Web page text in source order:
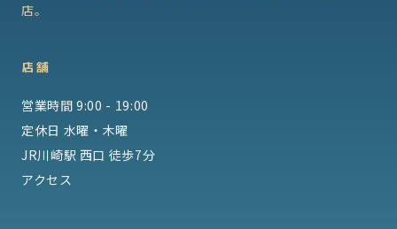
店。
店舗
営業時間 9:00 - 19:00
定休日 水曜・木曜
JR川崎駅 西口 徒歩7分
アクセス